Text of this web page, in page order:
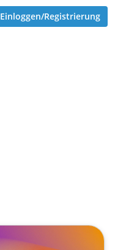
Einloggen/Registrierung